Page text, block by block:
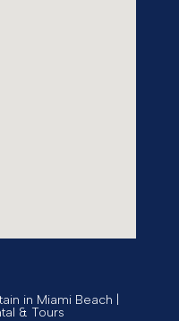
in Miami Beach |
& Tours